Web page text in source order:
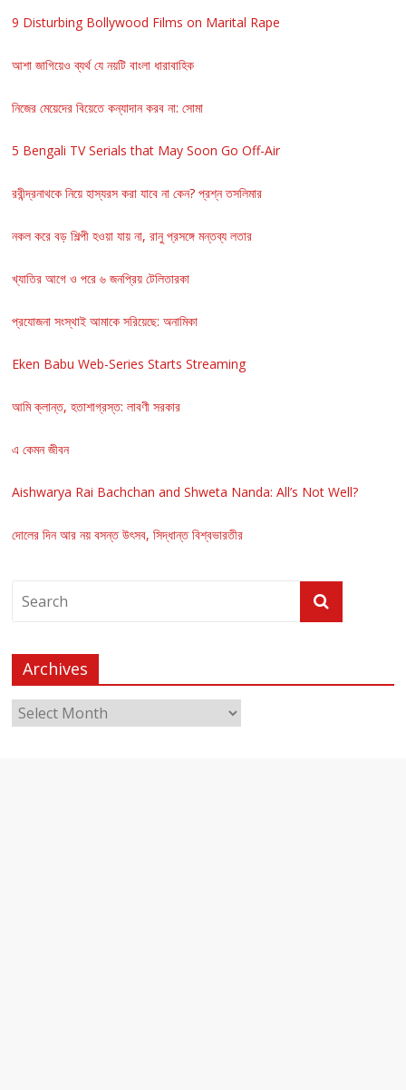
9 Disturbing Bollywood Films on Marital Rape
আশা জাগিয়েও ব্যর্থ যে নয়টি বাংলা ধারাবাহিক
নিজের মেয়েদের বিয়েতে কন্যাদান করব না: সোমা
5 Bengali TV Serials that May Soon Go Off-Air
রবীন্দ্রনাথকে নিয়ে হাস্যরস করা যাবে না কেন? প্রশ্ন তসলিমার
নকল করে বড় শিল্পী হওয়া যায় না, রানু প্রসঙ্গে মন্তব্য লতার
খ্যাতির আগে ও পরে ৬ জনপ্রিয় টেলিতারকা
প্রযোজনা সংস্থাই আমাকে সরিয়েছে: অনামিকা
Eken Babu Web-Series Starts Streaming
আমি ক্লান্ত, হতাশাগ্রস্ত: লাবণী সরকার
এ কেমন জীবন
Aishwarya Rai Bachchan and Shweta Nanda: All’s Not Well?
দোলের দিন আর নয় বসন্ত উৎসব, সিদ্ধান্ত বিশ্বভারতীর
Archives